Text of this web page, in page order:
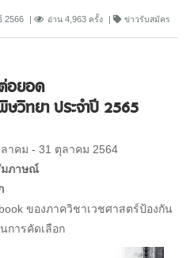
2566 อ่าน 4,963 ครั้ง ข่าวรับสมัคร
อยอด
ษวิทยา ประจำปี 2565
าคม - 31 ตุลาคม 2564
มภาษณ์
ของภาควิชาเวชศาสตร์ป้องกัน
การคัดเลือก